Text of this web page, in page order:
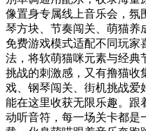
像置身专属线上音乐会，氛
琴方块、节奏闯关、萌猫养
免费游戏模式适配不同玩家
法，将软萌猫咪元素与经典
挑战的刺激感，又有撸猫收
戏、钢琴闯关、街机挑战爱
能在这里收获无限乐趣。跟
动听音符，每一场关卡都是